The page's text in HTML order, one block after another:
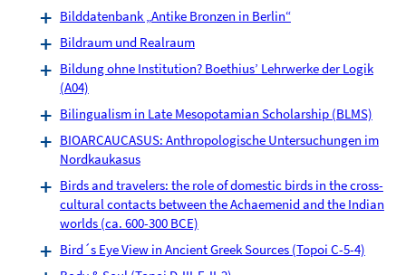
Bilddatenbank „Antike Bronzen in Berlin“
Bildraum und Realraum
Bildung ohne Institution? Boethius’ Lehrwerke der Logik
(A04)
Bilingualism in Late Mesopotamian Scholarship (BLMS)
BIOARCAUCASUS: Anthropologische Untersuchungen im
Nordkaukasus
Birds and travelers: the role of domestic birds in the cross-
cultural contacts between the Achaemenid and the Indian
worlds (ca. 600-300 BCE)
Bird´s Eye View in Ancient Greek Sources (Topoi C-5-4)